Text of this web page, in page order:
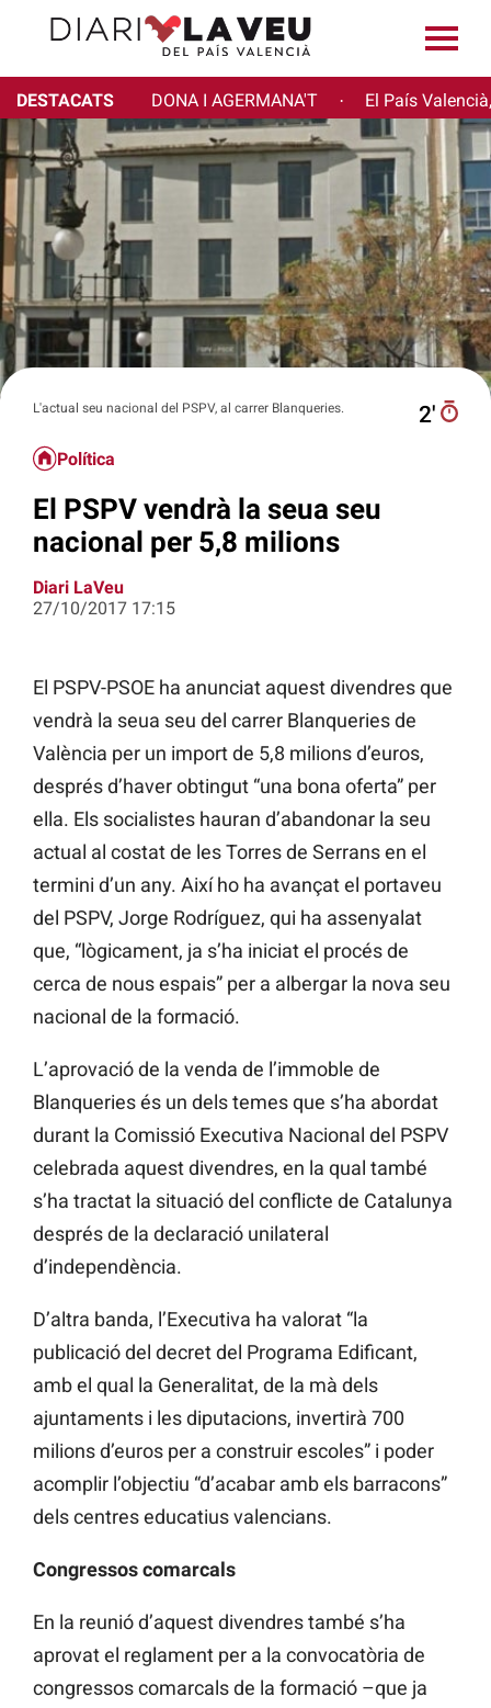
DESTACATS DONA I AGERMANA'T · El País
L'actual seu nacional del PSPV, al carrer Blanqueries. 2′
Política
El PSPV vendrà la seua seu
nacional per 5,8 milions
Diari LaVeu
27/10/2017 17:15
El PSPV-PSOE ha anunciat aquest divendres que
vendrà la seua seu del carrer Blanqueries de
València per un import de 5,8 milions d’euros,
després d’haver obtingut “una bona oferta” per
ella. Els socialistes hauran d’abandonar la seu
actual al costat de les Torres de Serrans en el
termini d’un any. Així ho ha avançat el portaveu
del PSPV, Jorge Rodríguez, qui ha assenyalat
que, “lògicament, ja s’ha iniciat el procés de
cerca de nous espais” per a albergar la nova seu
nacional de la formació.
L’aprovació de la venda de l’immoble de
Blanqueries és un dels temes que s’ha abordat
durant la Comissió Executiva Nacional del PSPV
celebrada aquest divendres, en la qual també
s’ha tractat la situació del conflicte de Catalunya
després de la declaració unilateral
d’independència.
D’altra banda, l’Executiva ha valorat “la
publicació del decret del Programa Edificant,
amb el qual la Generalitat, de la mà dels
ajuntaments i les diputacions, invertirà 700
milions d’euros per a construir escoles” i poder
acomplir l’objectiu “d’acabar amb els barracons”
dels centres educatius valencians.
Congressos comarcals
En la reunió d’aquest divendres també s’ha
aprovat el reglament per a la convocatòria de
congressos comarcals de la formació –que ja